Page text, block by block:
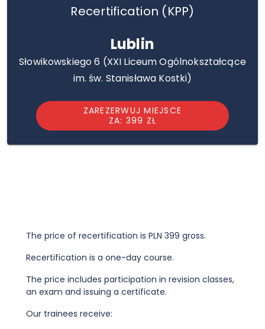
Recertification (KPP)
Lublin
Słowikowskiego 6 (XXI Liceum Ogólnokształcące
im. św. Stanisława Kostki)
ZAREZERWUJ MIEJSCE
ZA: 399 ZŁ
The price of recertification is PLN 399 gross.
Recertification is a one-day course.
The price includes participation in revision classes,
an exam and issuing a certificate.
Our trainees receive: